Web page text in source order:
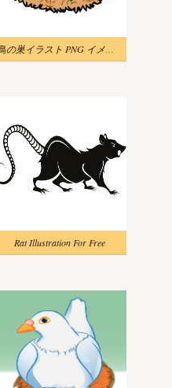
鳥の巣イラスト PNG イメージ 2
Rat Illustration For Free